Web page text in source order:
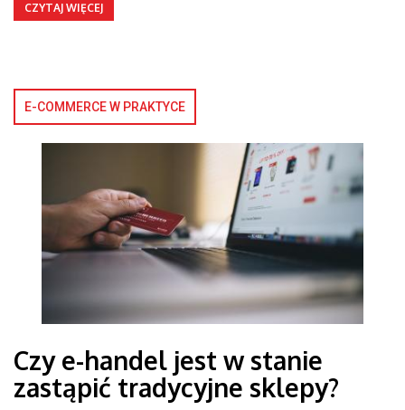
CZYTAJ WIĘCEJ
E-COMMERCE W PRAKTYCE
Czy e-handel jest w stanie
zastąpić tradycyjne sklepy?